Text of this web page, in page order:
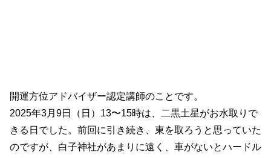
開運方位アドバイザー認定講師のことです。
2025年3月9日（日）13〜15時は、二黒土星がお水取りで
きる日でした。前回に引き続き、東を取ろうと思っていた
のですが、白子神社があまりに遠く、車がないとハードル